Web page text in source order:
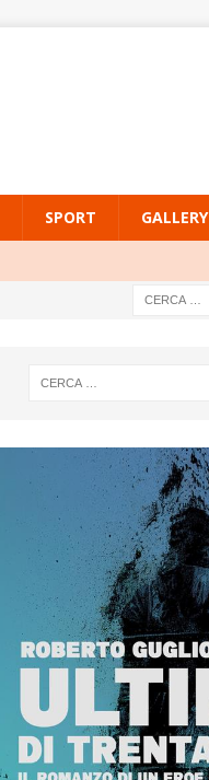
SPORT GALLERY